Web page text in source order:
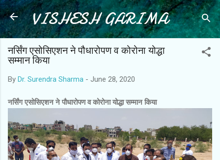
Skip to main content
VISHESH GARIMA
नर्सिंग एसोसिएशन ने पौधारोपण व कोरोना योद्धा
सम्मान किया
By Dr. Surendra Sharma - June 28, 2020
नर्सिंग एसोसिएशन ने पौधारोपण व कोरोना योद्धा सम्मान किया